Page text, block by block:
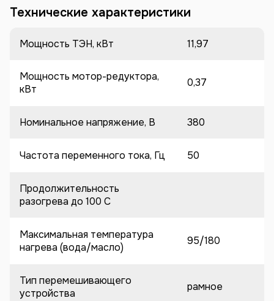
Технические характеристики
Мощность ТЭН, кВт 11,97
Мощность мотор-редуктора,
кВт
0,37
Номинальное напряжение, В 380
Частота переменного тока, Гц 50
Продолжительность
разогрева до 100 C
Максимальная температура
нагрева (вода/масло)
95/180
Тип перемешивающего
устройства
рамное